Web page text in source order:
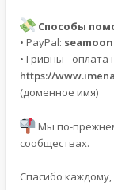
Способы
• PayPal:
• Гривны -
https://
(доменное имя)
Мы по-
сообществах.
Спасибо каждому,